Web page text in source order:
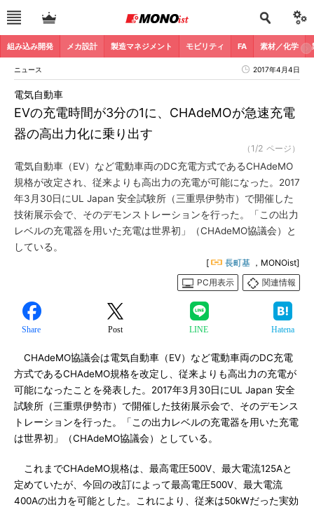
組み込み開発 メカ設計 製造マネジメント モビリティ FA 素材／化学
ニュース 2017年4月4日
EVの充電時間が3分の1に、CHAdeMOが急速充電
器の高出力化に乗り出す
電気自動車
（1/2 ページ）
電気自動車（EV）など電動車両のDC充電方式であるCHAdeMO
規格が改定され、従来よりも高出力の充電が可能になった。2017
年3月30日にUL Japan 安全試験所（三重県伊勢市）で開催した
技術展示会で、そのデモンストレーションを行った。「この出力
レベルの充電器を用いた充電は世界初」（CHAdeMO協議会）と
している。
[ 長町基 ，MONOist]
PC用表示
関連情報
Share Post LINE Hatena
CHAdeMO協議会は電気自動車（EV）など電動車両のDC充電
方式であるCHAdeMO規格を改定し、従来よりも高出力の充電が
可能になったことを発表した。2017年3月30日にUL Japan 安全
試験所（三重県伊勢市）で開催した技術展示会で、そのデモンス
トレーションを行った。「この出力レベルの充電器を用いた充電
は世界初」（CHAdeMO協議会）としている。
これまでCHAdeMO規格は、最高電圧500V、最大電流125Aと
定めていたが、今回の改訂によって最高電圧500V、最大電流
400Aの出力を可能とした。これにより、従来は50kWだった実効